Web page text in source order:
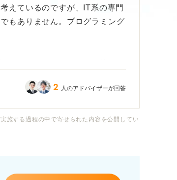
えているのですが、IT系の専門
もありません。プログラミング
2 人のアドバイザーが回答
施する過程の中で寄せられた内容を公開してい